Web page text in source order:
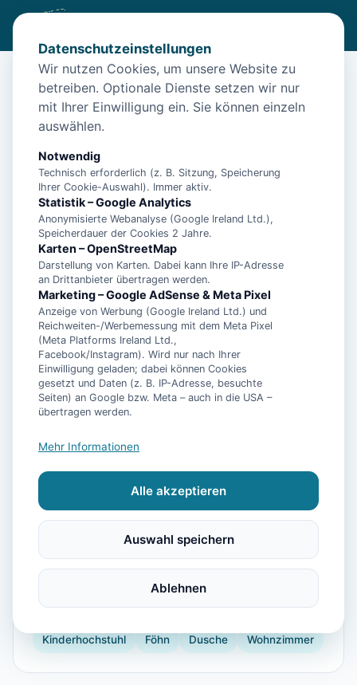
/Unterkünfte /Norden/
Ferienwohnung Meeresoase für 2 Pers. – Norden
Ferienwohnung Meeresoase für 2
Pers. – Norden
26506 Norden
Ausstattung
Waschmaschine
Mikrowelle Geschirrspüler Terrasse
Herdplatte
Kinderhochstuhl Föhn Dusche Wohnzimmer
Datenschutzeinstellungen
Wir nutzen Cookies, um unsere Website zu
betreiben. Optionale Dienste setzen wir nur
mit Ihrer Einwilligung ein. Sie können einzeln
auswählen.
Notwendig
Technisch erforderlich (z. B. Sitzung, Speicherung
Ihrer Cookie-Auswahl). Immer aktiv.
Statistik – Google Analytics
Anonymisierte Webanalyse (Google Ireland Ltd.),
Speicherdauer der Cookies 2 Jahre.
Karten – OpenStreetMap
Darstellung von Karten. Dabei kann Ihre IP-Adresse
an Drittanbieter übertragen werden.
Marketing – Google AdSense & Meta Pixel
Anzeige von Werbung (Google Ireland Ltd.) und
Reichweiten-/Werbemessung mit dem Meta Pixel
(Meta Platforms Ireland Ltd.,
Facebook/Instagram). Wird nur nach Ihrer
Einwilligung geladen; dabei können Cookies
gesetzt und Daten (z. B. IP-Adresse, besuchte
Seiten) an Google bzw. Meta – auch in die USA –
übertragen werden.
Mehr Informationen
Alle akzeptieren
Auswahl speichern
Ablehnen